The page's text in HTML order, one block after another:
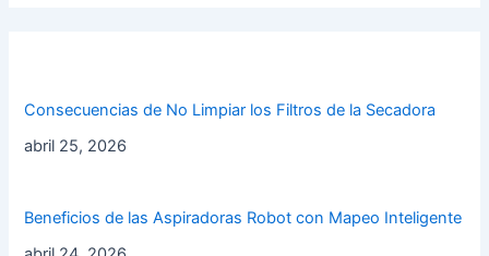
Consecuencias de No Limpiar los Filtros de la Secadora
abril 25, 2026
Beneficios de las Aspiradoras Robot con Mapeo Inteligente